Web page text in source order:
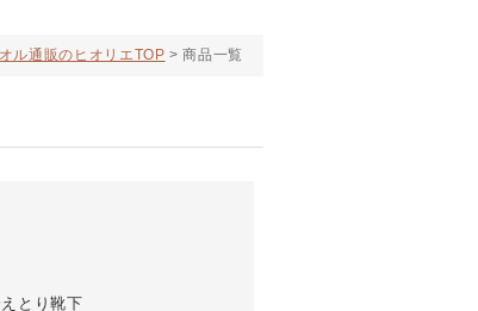
ル通販のヒオリエTOP 商品一覧
とり靴下